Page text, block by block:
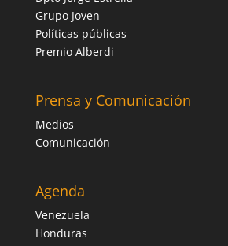
Grupo Joven
Políticas públicas
Premio Alberdi
Prensa y Comunicación
Medios
Comunicación
Agenda
Venezuela
Honduras